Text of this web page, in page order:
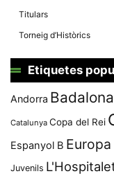
Titulars
Torneig d’Històrics
Etiquetes
Andorra Badalona
Catalunya Copa del Rei
Espanyol B Europa
Juvenils